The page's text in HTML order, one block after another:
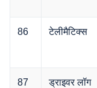
86 टेलीमैटिक्स
87 ड्राइवर लॉग